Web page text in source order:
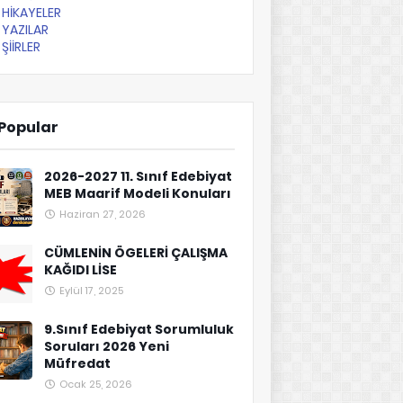
2026-2027 11. Sınıf Edebiyat
MEB Maarif Modeli Konuları
Haziran 27, 2026
CÜMLENİN ÖGELERİ ÇALIŞMA
KAĞIDI LİSE
Eylül 17, 2025
9.Sınıf Edebiyat Sorumluluk
Soruları 2026 Yeni
Müfredat
Ocak 25, 2026